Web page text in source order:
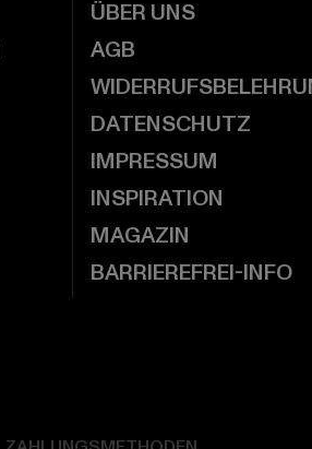
ÜBER UNS
AGB
DATENSCHUTZ
IMPRESSUM
INSPIRATION
MAGAZIN
BARRIEREFREI-INFO